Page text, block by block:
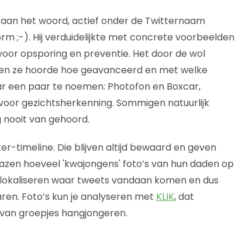
het woord, actief onder de Twitternaam
;-). Hij verduidelijkte met concrete voorbeelden
opsporing en preventie. Het door de wol
ze hoorde hoe geavanceerd en met welke
paar te noemen: Photofon en Boxcar,
gezichtsherkenning. Sommigen natuurlijk
van gehoord.
timeline. Die blijven altijd bewaard en geven
hoeveel 'kwajongens' foto’s van hun daden op
waar tweets vandaan komen en dus
Foto’s kun je analyseren met KLIK, dat
groepjes hangjongeren.